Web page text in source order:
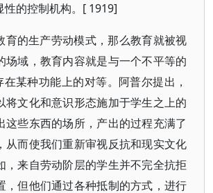
性的控制机构。[ 1919]
育的生产劳动模式，那么教育就被视
场域，教育内容就是与一个不平等的
在某种功能上的对等。阿普尔提出，
将文化和意识形态施加于学生之上的
这些东西的场所，产出的过程充满了
从而使我们重新审视反抗和现实文化
，来自劳动阶层的学生并不完全抗拒
，但他们通过各种抵制的方式，进行